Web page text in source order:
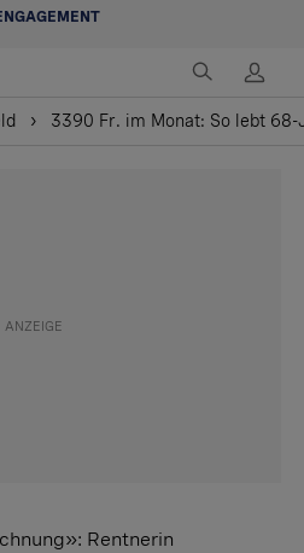
3390 Fr. im Monat: So lebt
Rentnerin